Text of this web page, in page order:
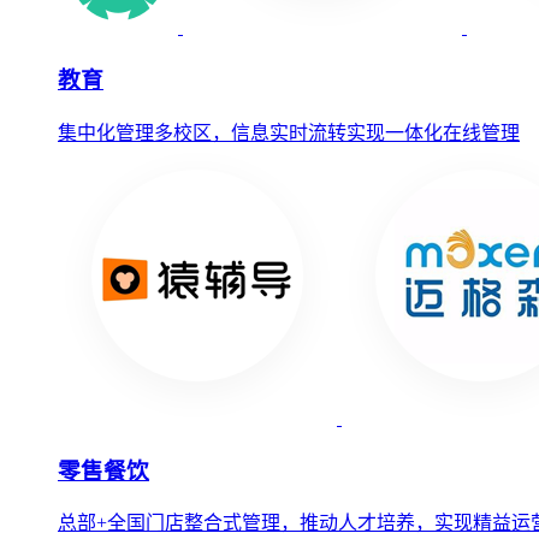
教育
集中化管理多校区，信息实时流转实现一体化在线管理
零售餐饮
总部+全国门店整合式管理，推动人才培养，实现精益运